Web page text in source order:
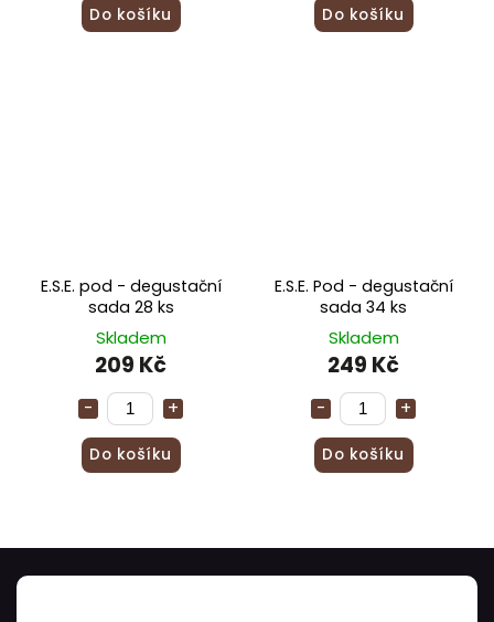
Do košíku Do košíku
E.S.E. pod - degustační
sada 28 ks
Skladem
209 Kč
Do košíku
E.S.E. Pod - degustační
sada 34 ks
Skladem
249 Kč
Do košíku